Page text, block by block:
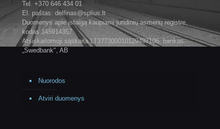
Tel. +370 646 434 01
El. paštas: delfinas@splius.lt
Duomenys apie įstaigą kaupiami juridinių asmenų registre,
kodas 145914357
Atsiskaitomoji sąskaita LT377300010129497106, bankas
„Swedbank", AB
Nuorodos
Atviri duomenys